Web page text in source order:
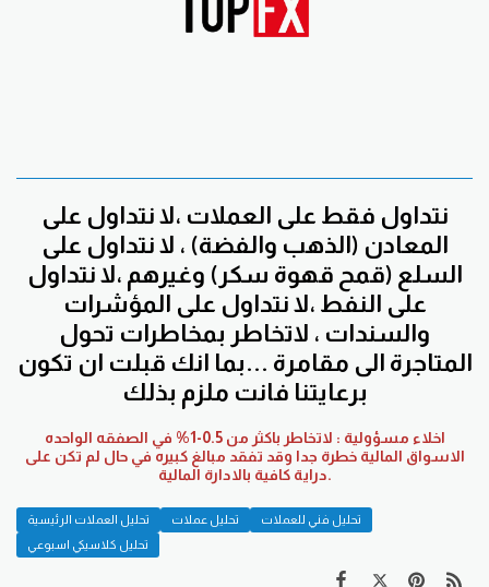
نتداول فقط على العملات ،لا نتداول على
المعادن (الذهب والفضة) ، لا نتداول على
السلع (قمح قهوة سكر) وغيرهم ،لا نتداول
على النفط ،لا نتداول على المؤشرات
والسندات ، لاتخاطر بمخاطرات تحول
المتاجرة الى مقامرة ...بما انك قبلت ان تكون
برعايتنا فانت ملزم بذلك
اخلاء مسؤولية : لاتخاطر باكثر من 0.5-1% في الصفقه الواحده
الاسواق المالية خطرة جدا وقد تفقد مبالغ كبيره في حال لم تكن على
دراية كافية بالادارة المالية.
تحليل العملات الرئيسية تحليل عملات
تحليل فني للعملات
تحليل كلاسيكي اسبوعي